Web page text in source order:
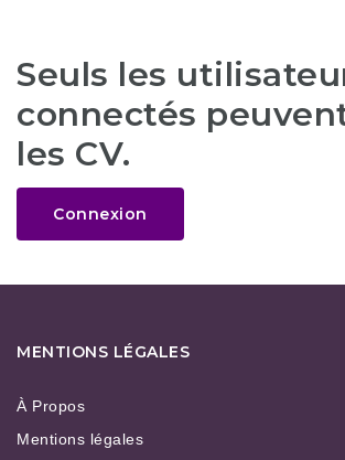
Seuls les
connectés
les CV.
Connexion
MENTIONS LÉGALES
À Propos
Mentions légales